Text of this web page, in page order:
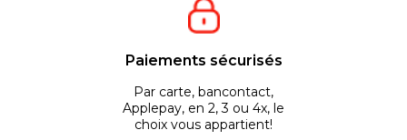
Paiements sécurisés
Par carte, bancontact,
Applepay, en 2, 3 ou 4x, le
choix vous appartient!